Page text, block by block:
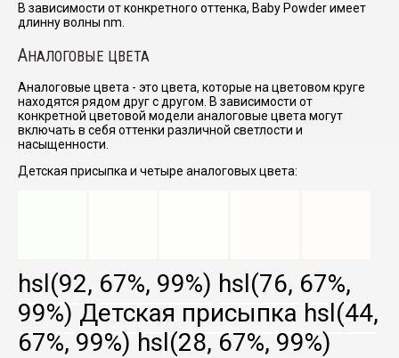
В зависимости от конкретного оттенка, Baby Powder имеет
длинну волны nm.
АНАЛОГОВЫЕ ЦВЕТА
Аналоговые цвета - это цвета, которые на цветовом круге
находятся рядом друг с другом. В зависимости от
конкретной цветовой модели аналоговые цвета могут
включать в себя оттенки различной светлости и
насыщенности.
Детская присыпка и четыре аналоговых цвета:
hsl(92, 67%, 99%) hsl(76, 67%,
99%) Детская присыпка hsl(44,
67%, 99%) hsl(28, 67%, 99%)